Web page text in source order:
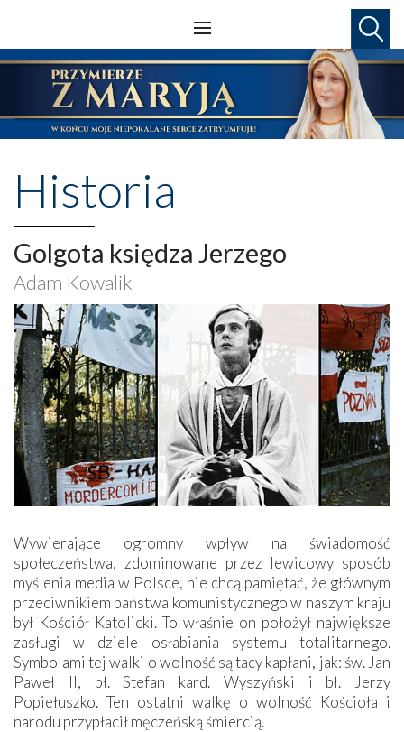
Historia
Golgota księdza Jerzego
Adam Kowalik
Wywierające ogromny wpływ na świadomość
społeczeństwa, zdominowane przez lewicowy sposób
myślenia media w Polsce, nie chcą pamiętać, że głównym
przeciwnikiem państwa komunistycznego w naszym kraju
był Kościół Katolicki. To właśnie on położył największe
zasługi w dziele osłabiania systemu totalitarnego.
Symbolami tej walki o wolność są tacy kapłani, jak: św. Jan
Paweł II, bł. Stefan kard. Wyszyński i bł. Jerzy
Popiełuszko. Ten ostatni walkę o wolność Kościoła i
narodu przypłacił męczeńską śmiercią.